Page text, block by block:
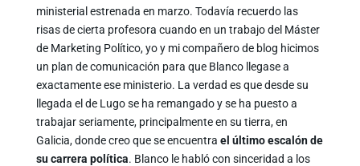
ministerial estrenada en marzo. Todavía recuerdo las
risas de cierta profesora cuando en un trabajo del Máster
de Marketing Político, yo y mi compañero de blog hicimos
un plan de comunicación para que Blanco llegase a
exactamente ese ministerio. La verdad es que desde su
llegada el de Lugo se ha remangado y se ha puesto a
trabajar seriamente, principalmente en su tierra, en
Galicia, donde creo que se encuentra el último escalón de
su carrera política. Blanco le habló con sinceridad a los